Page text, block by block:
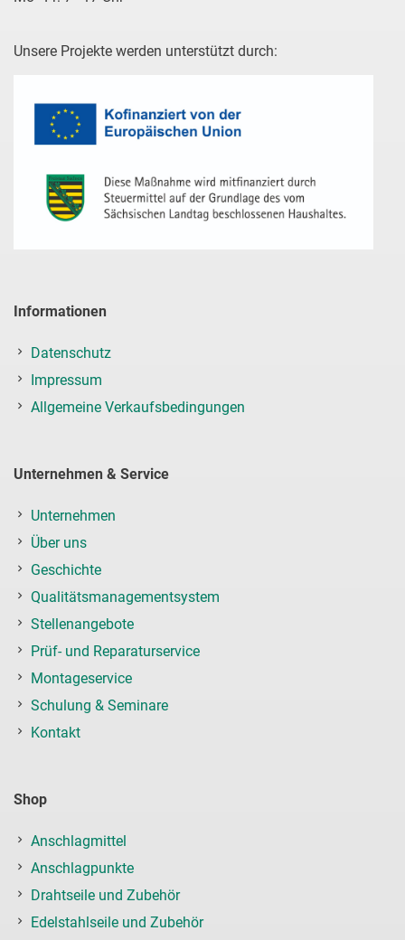
Unsere Projekte werden unterstützt durch:
Informationen
Datenschutz
Impressum
Allgemeine Verkaufsbedingungen
Unternehmen & Service
Unternehmen
Über uns
Geschichte
Qualitätsmanagementsystem
Stellenangebote
Prüf- und Reparaturservice
Montageservice
Schulung & Seminare
Kontakt
Shop
Anschlagmittel
Anschlagpunkte
Drahtseile und Zubehör
Edelstahlseile und Zubehör